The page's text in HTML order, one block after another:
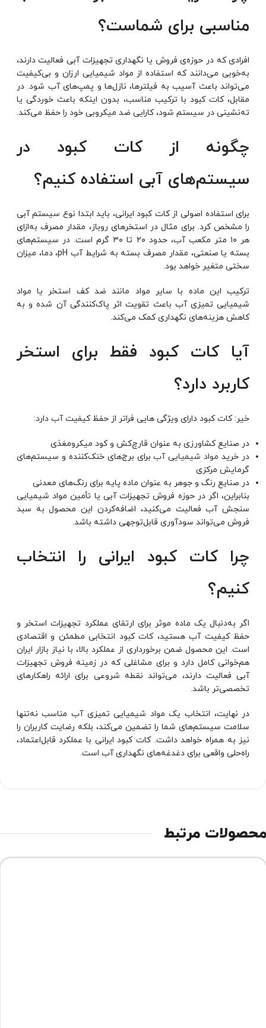
مناسبی برای شماست؟
افرادی که در حوزه‌ی فروش یا نگهداری تجهیزات آبی فعالیت دارند،
به‌خوبی می‌دانند که استفاده از مواد شیمیایی ارزان و بی‌کیفیت
می‌تواند باعث آسیب به فیلترها، نازل‌ها و پمپ‌های آب شود. در
مقابل، کات کبود با ترکیب مناسب، بدون اینکه باعث خوردگی یا
ته‌نشینی در سیستم شود، کارایی ضد میکروبی خود را حفظ می‌کند.
چگونه از کات کبود در
سیستم‌های آبی استفاده کنیم؟
برای استفاده اصولی از کات کبود ایرانی، باید ابتدا نوع سیستم آبی
را مشخص کرد. برای مثال در استخرهای روباز، مقدار مصرف به‌ازای
هر ۱۰ متر مکعب آب، حدود ۲۰ تا ۳۰ گرم است. در سیستم‌های
بسته یا صنعتی، مقدار مصرف بسته به شرایط آب pH، دما، میزان
سختی متغیر خواهد بود.
ترکیب این ماده با سایر مواد مانند ضد کف استخر یا مواد
شیمیایی تمیزی آب باعث تقویت اثر پاک‌کنندگی آن شده و به
کاهش هزینه‌های نگهداری کمک می‌کند.
آیا کات کبود فقط برای استخر
کاربرد دارد؟
خیر: کات کبود دارای ویژگی هایی فراتر از حفظ کیفیت آب دارد:
در صنایع کشاورزی به عنوان قارچ‌کش و کود میکرومغذی
در خرید مواد شیمیایی آببرای برج‌های خنک‌کننده و سیستم‌های
گرمایش مرکزی
در صنایع رنگ و جوهر به عنوان ماده پایه برای رنگ‌های معدنی
بنابراین، اگر در حوزه فروش تجهیزات آبی یا تأمین مواد شیمیایی
سنجش آب فعالیت می‌کنید، اضافه‌کردن این محصول به سبد
فروش می‌تواند سودآوری قابل‌توجهی داشته باشد.
چرا کات کبود ایرانی را انتخاب
کنیم؟
اگر به‌دنبال یک ماده موثر برای ارتقای عملکرد تجهیزات استخر و
حفظ کیفیت آب هستید، کات کبود انتخابی مطمئن و اقتصادی
است. این محصول ضمن برخورداری از عملکرد بالا، با نیاز بازار ایران
هم‌خوانی کامل دارد و برای مشاغلی که در زمینه فروش تجهیزات
آبی فعالیت دارند، می‌تواند نقطه شروعی برای ارائه راهکارهای
تخصصی‌تر باشد.
در نهایت، انتخاب یک مواد شیمیایی تمیزی آب مناسب نه‌تنها
سلامت سیستم‌های شما را تضمین می‌کند، بلکه رضایت کاربران را
نیز به همراه خواهد داشت. کات کبود ایرانی با عملکرد قابل‌اعتماد،
راه‌حلی واقعی برای دغدغه‌های نگهداری آب است.
مرتبط